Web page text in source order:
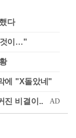
다
것이…"
에 "X돌았네"